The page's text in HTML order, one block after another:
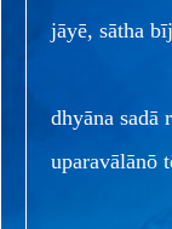
jāyē, sātha
dhyāna sadā
uparavālānō